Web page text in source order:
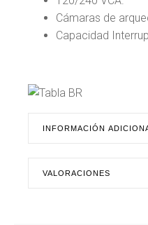
Cámaras de
Capacidad
INFORMACIÓN
VALORACIONES